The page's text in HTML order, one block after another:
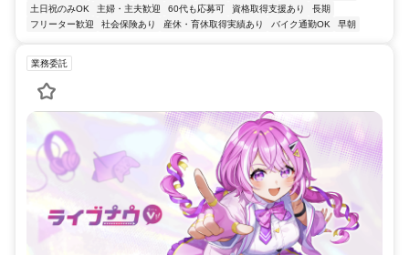
土日祝のみOK
主婦・主夫歓迎 60代も応募可 資格取得支援あり
長期
フリーター歓迎
社会保険あり 産休・育休取得実績あり バイク通勤OK 早朝
業務委託